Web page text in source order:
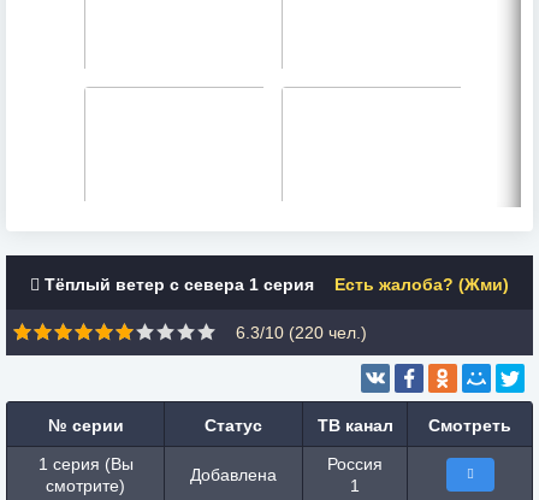
Тёплый ветер с севера 1 серия Есть жалоба? (Жми)
6.3/10 (220 чел.)
№ серии Статус ТВ канал
Смотреть
1 серия (Вы
смотрите)
Добавлена
Россия
1